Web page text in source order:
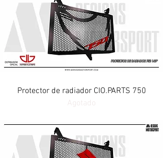
Protector de radiador CIO.PARTS 750
Agotado